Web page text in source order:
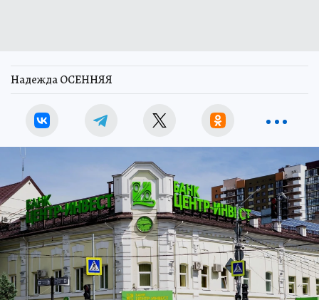
Надежда ОСЕННЯЯ